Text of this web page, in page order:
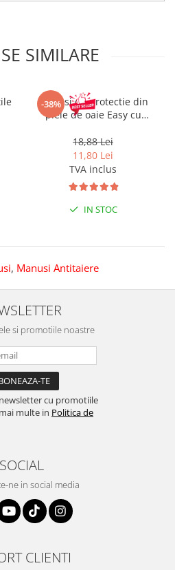
SIMILARE
-38%
Manusi de protectie din
piele de oaie Easy cu
18,88 Lei
11,80 Lei
TVA inclus
IN STOC
, Manusi Antitaiere
si promotiile noastre
cu promotiile
multe in Politica de
SOCIAL
ne in social media
CLIENTI